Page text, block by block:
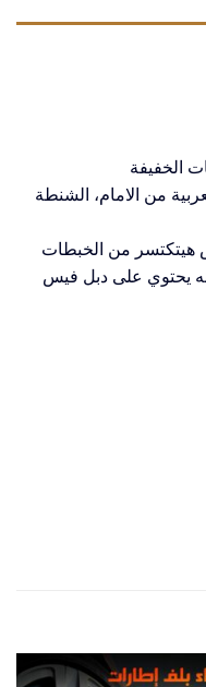
الخفيفة
من الامام، الشنطة
هيتكتسر من الخبطات
يحتوي على دبل فيس